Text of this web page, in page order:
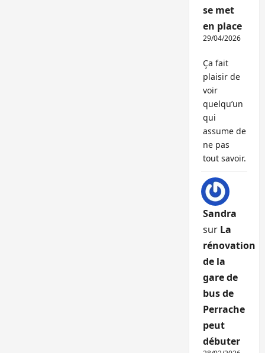
se met
en place
29/04/2026
Ça fait
plaisir de
voir
quelqu’un
qui
assume de
ne pas
tout savoir.
Sandra
sur La
rénovation
de la
gare de
bus de
Perrache
peut
débuter